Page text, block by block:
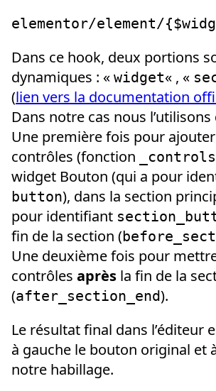
elementor/element/
Dans ce hook, deux portions
dynamiques : « widget« , «
(lien vers la documentation
Dans notre cas nous
Une première fois pour
contrôles (fonction
_controls
widget Bouton (qui a pour
button), dans la section
pour identifiant
fin de la section (
Une deuxième fois pour
contrôles après la fin de la
(after_section_end).
Le résultat final dans l’éditeur
à gauche le bouton original et
notre habillage.